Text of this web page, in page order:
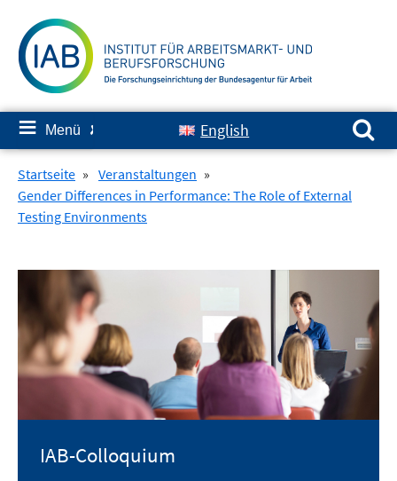
zum
Inhalt
≡ Menü ✘ English
Suchen nach:
Startseite » Veranstaltungen »
Gender Differences in Performance: The Role of External
Testing Environments
IAB-Colloquium